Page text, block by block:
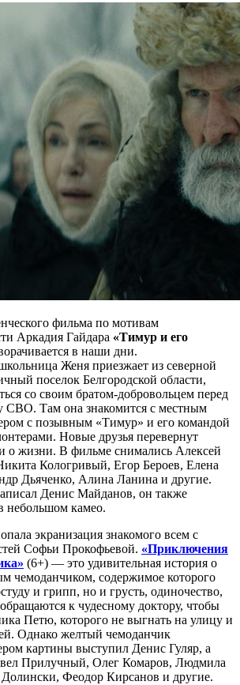
фильма по мотивам
Аркадия Гайдара «Тимур и его
в наши дни.
Женя приезжает из северной
поселок Белгородской области,
со своим братом-добровольцем перед
СВО. Там она знакомится с местным
с позывным «Тимур» и его командой
Новые друзья перевернут
о жизни. В фильме снимались Алексей
Кологривый, Егор Бероев, Елена
Дьяченко, Алина Ланина и другие.
Денис Майданов, он также
небольшом камео.
экранизация знакомого всем с
Софьи Прокофьевой. «Приключения
(6+) — это удивительная история о
чемоданчиком, содержимое которого
и грипп, но и грусть, одиночество,
к чудесному доктору, чтобы
Петю, которого не выгнать на улицу и
Однако желтый чемоданчик
картины выступил Денис Гуляр, а
Прилучный, Олег Комаров, Людмила
Феодор Кирсанов и другие.